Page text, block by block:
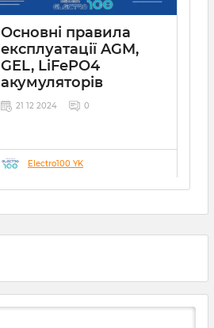
Основні правила
експлуатації AGM,
GEL, LiFePO4
акумуляторів
21 12 2024 0
Electro100 YK